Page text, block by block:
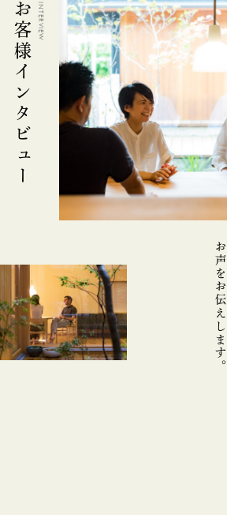
お客様インタビューINTERVIEW
お声をお伝えします。